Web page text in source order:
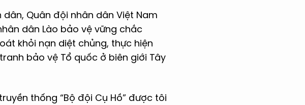
Quân đội nhân dân Việt Nam
dân Lào bảo vệ vững chắc
khỏi nạn diệt chủng, thực hiện
bảo vệ Tổ quốc ở biên giới Tây
thống “Bộ đội Cụ Hồ” được tôi